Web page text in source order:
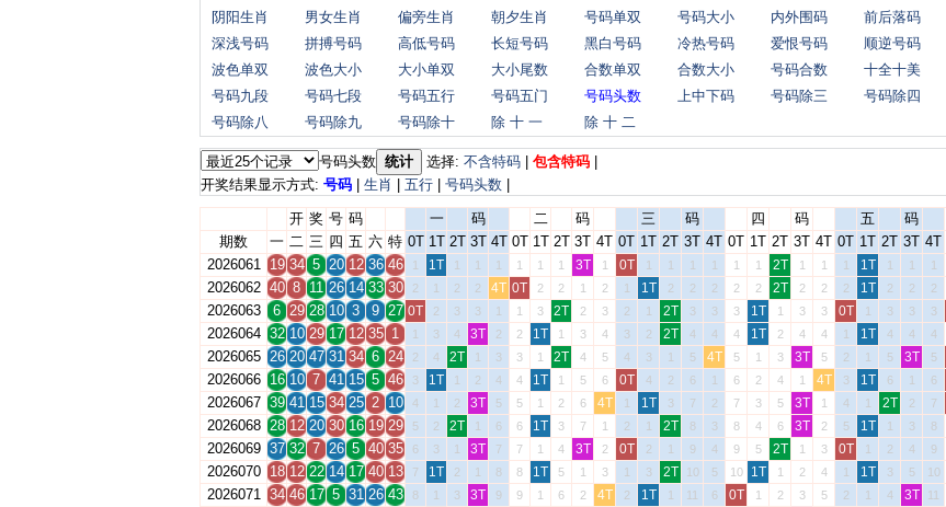
阴阳生肖
男女生肖 偏旁生肖 朝夕生肖 号码单双 号码大小 内外围码 前后落码
深浅号码
拼搏号码 高低号码 长短号码 黑白号码 冷热号码 爱恨号码 顺逆号码
波色单双
波色大小 大小单双 大小尾数 合数单双 合数大小 号码合数 十全十美
号码九段
号码七段 号码五行 号码五门 号码头数 上中下码 号码除三 号码除四
号码除八
号码除九 号码除十 除 十 一 除 十 二
号码头数 统计 选择: 不含特码 包含特码
开奖结果显示方式: 号码 生肖 五行 号码头数
开 奖 号 码 一 码 二 码 三 码 四 码 五 码
期数
一 二 三 四 五 六 特 0T 1T 2T 3T 4T 0T 1T 2T 3T 4T 0T 1T 2T 3T 4T 0T 1T 2T 3T 4T 0T 1T 2T 3T 4T
2026061
19 34 5 20 12 36 46 1 1T 1 1 1 1 1 1 3T 1 0T 1 1 1 1 1 1 2T 1 1 1 1T 1 1 1
2026062 40 8 11 26 14 33 30 2 1 2 2 4T 0T 2 2 1 2 1 1T 2 2 2 2 2 2T 2 2 2 1T 2 2 2
2026063
6 29 28 10 3 9 27 0T 2 3 3 1 1 3 2T 2 3 2 1 2T 3 3 3 1T 1 3 3 0T 1 3 3 3
2026064 32 10 29 17 12 35 1 1 3 4 3T 2 2 1T 1 3 4 3 2 2T 4 4 4 1T 2 4 4 1 1T 4 4 4
2026065 26 20 47 31 34 6 24 2 4 2T 1 3 3 1 2T 4 5 4 3 1 5 4T 5 1 3 3T 5 2 1 5 3T 5
2026066
16 10 7 41 15 5 46 3 1T 1 2 4 4 1T 1 5 6 0T 4 2 6 1 6 2 4 1 4T 3 1T 6 1 6
2026067 39 41 15 34 25 2 10 4 1 2 3T 5 5 1 2 6 4T 1 1T 3 7 2 7 3 5 3T 1 4 1 2T 2 7
2026068 28 12 20 30 16 19 29 5 2 2T 1 6 6 1T 3 7 1 2 1 2T 8 3 8 4 6 3T 2 5 1T 1 3 8
2026069 37 32 7 26 5 40 35 6 3 1 3T 7 7 1 4 3T 2 0T 2 1 9 4 9 5 2T 1 3 0T 1 2 4 9
2026070
18 12 22 14 17 40 13 7 1T 2 1 8 8 1T 5 1 3 1 3 2T 10 5 10 1T 1 2 4 1 1T 3 5 10
2026071 34 46 17 5 31 26 43 8 1 3 3T 9 9 1 6 2 4T 2 1T 1 11 6 0T 1 2 3 5 2 1 4 3T 11